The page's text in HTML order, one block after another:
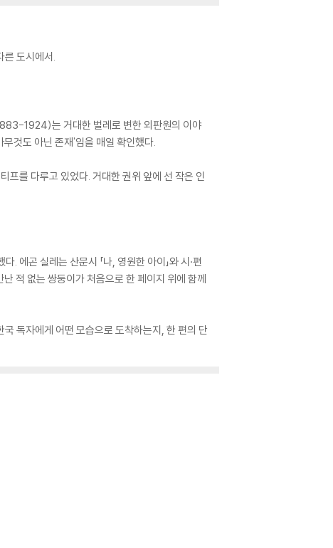
른 도시에서.
1924)는 거대한 벌레로 변한 외판원의 이야
것도 아닌 존재'임을 매일 확인했다.
프를 다루고 있었다. 거대한 권위 앞에 선 작은 인
다. 에곤 실레는 산문시 「나, 영원한 아이」와 시·편
적 없는 쌍둥이가 처음으로 한 페이지 위에 함께
국 독자에게 어떤 모습으로 도착하는지, 한 편의 단